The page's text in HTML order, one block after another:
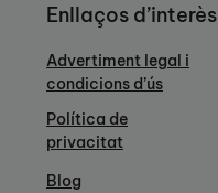
Enllaços d’interès
Advertiment legal i
condicions d’ús
Política de
privacitat
Blog